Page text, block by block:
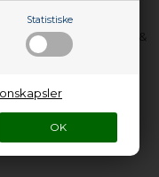
Statistiske
. De delene vi ikke har
og levere trådkurv &
Uansett hvilken Ignis
er vi de rette å finne
som du
klar til å hjelpe og
som mulig